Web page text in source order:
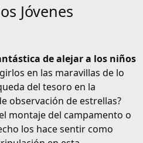
Jóvenes
de alejar a los niños
en las maravillas de lo
del tesoro en la
observación de estrellas?
montaje del campamento o
los hace sentir como